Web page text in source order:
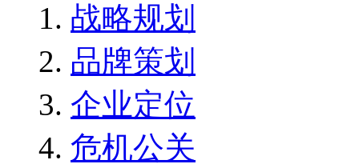
战略规划
品牌策划
企业定位
危机公关